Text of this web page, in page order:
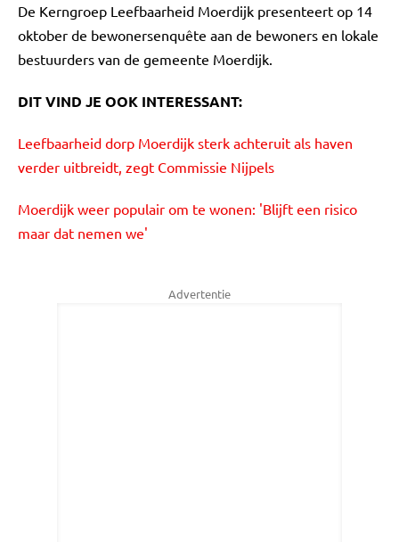
De Kerngroep Leefbaarheid Moerdijk presenteert op 14
oktober de bewonersenquête aan de bewoners en lokale
bestuurders van de gemeente Moerdijk.
DIT VIND JE OOK INTERESSANT:
Leefbaarheid dorp Moerdijk sterk achteruit als haven
verder uitbreidt, zegt Commissie Nijpels
Moerdijk weer populair om te wonen: 'Blijft een risico
maar dat nemen we'
Advertentie